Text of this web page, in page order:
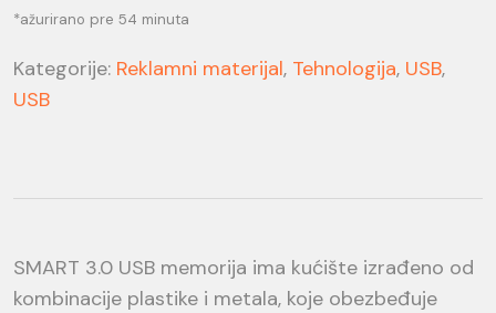
*ažurirano pre 54 minuta
Kategorije: Reklamni materijal, Tehnologija, USB,
USB
SMART 3.0 USB memorija ima kućište izrađeno od
kombinacije plastike i metala, koje obezbeđuje